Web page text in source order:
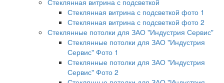
Стеклянная витрина с подсветкой
Стеклянная витрина с подсветкой фото 1
Стеклянная витрина с подсветкой фото 2
Стеклянные потолки для ЗАО "Индустрия Сервис"
Стеклянные потолки для ЗАО "Индустрия
Сервис" Фото 1
Стеклянные потолки для ЗАО "Индустрия
Сервис" Фото 2